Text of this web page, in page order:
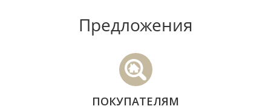
Предложения
ПОКУПАТЕЛЯМ